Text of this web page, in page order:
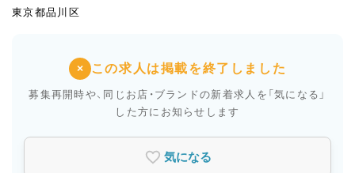
東京都品川区
× この求人は掲載を終了しました
募集再開時や、同じお店・ブランドの新着求人を 「気になる」
した方にお知らせします
気になる